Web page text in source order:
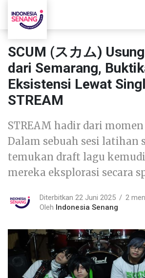
SCUM (スカム)
dari Semarang,
Eksistensi Lewat
STREAM
STREAM hadir dari
Dalam sebuah sesi latihan
temukan draft lagu
mereka eksplorasi secara
Diterbitkan 22 Juni 2025
2
Oleh Indonesia Senang